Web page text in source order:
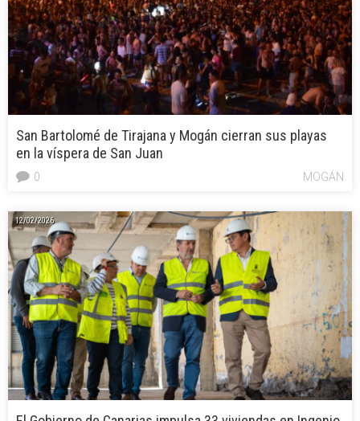
San Bartolomé de Tirajana y Mogán cierran sus playas
en la víspera de San Juan
MOGÁN
0
12/02/2026